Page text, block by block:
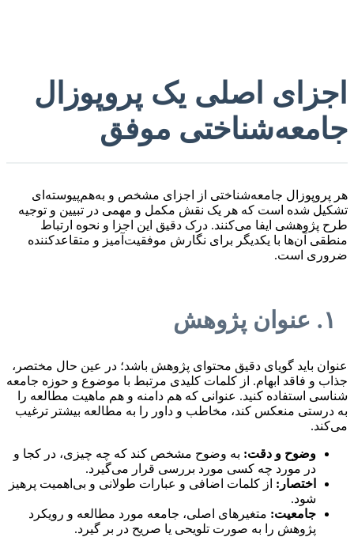
اجزای اصلی یک پروپوزال
جامعه‌شناختی موفق
هر پروپوزال جامعه‌شناختی از اجزای مشخص و به‌هم‌پیوسته‌ای
تشکیل شده است که هر یک نقش مکمل و مهمی در تبیین و توجیه
طرح پژوهشی ایفا می‌کنند. درک دقیق این اجزا و نحوه ارتباط
منطقی آن‌ها با یکدیگر برای نگارش موفقیت‌آمیز و متقاعدکننده
ضروری است.
۱. عنوان پژوهش
عنوان باید گویای دقیق محتوای پژوهش باشد؛ در عین حال مختصر،
جذاب و فاقد ابهام. از کلمات کلیدی مرتبط با موضوع و حوزه جامعه
شناسی استفاده کنید. عنوانی که هم دامنه و هم ماهیت مطالعه را
به درستی منعکس کند، مخاطب و داور را به مطالعه بیشتر ترغیب
می‌کند.
وضوح و دقت: به وضوح مشخص کند که چه چیزی، در کجا و
در مورد چه کسی مورد بررسی قرار می‌گیرد.
اختصار: از کلمات اضافی و عبارات طولانی و بی‌اهمیت پرهیز
شود.
جامعیت: متغیرهای اصلی، جامعه مورد مطالعه و رویکرد
پژوهش را به صورت تلویحی یا صریح در بر گیرد.